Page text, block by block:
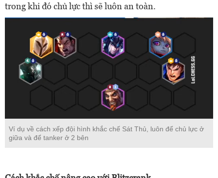
trong khi đó chủ lực thì sẽ luôn an toàn.
Ví dụ về cách xếp đội hình khắc chế Sát Thủ, luôn để chủ lực ở
giữa và để tanker ở 2 bên